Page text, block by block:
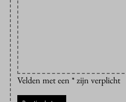
Velden met een * zijn verplicht